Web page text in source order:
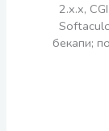
2.x.x,
бекапи;